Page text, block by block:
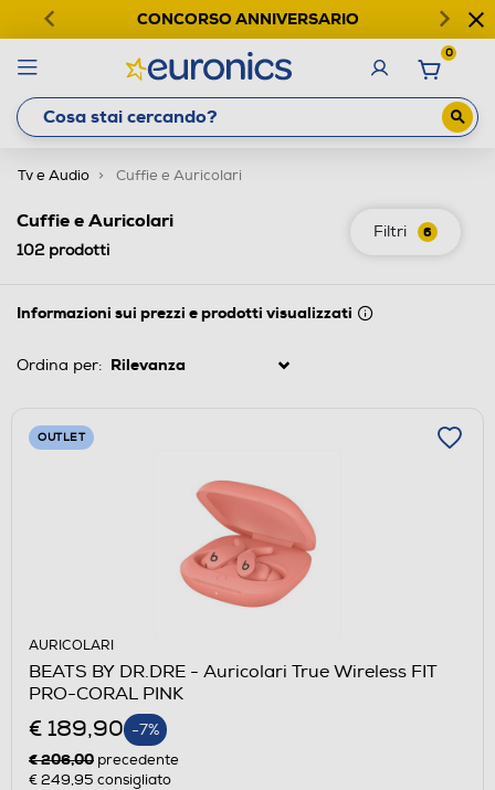
CONCORSO ANNIVERSARIO
0
Tv e Audio Cuffie e Auricolari
Filtri 6
Cuffie e Auricolari
102prodotti
Informazioni sui prezzi e prodotti visualizzati
Ordina per:
OUTLET
AURICOLARI
BEATS BY DR.DRE - Auricolari True Wireless FIT
PRO-CORAL PINK
€ 189,90 -7%
€ 206,00 precedente
€ 249,95 consigliato